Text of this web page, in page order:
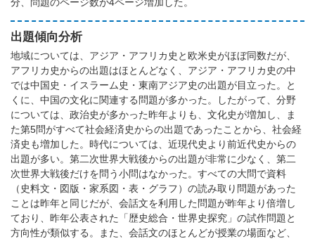
出題傾向分析
地域については、アジア・アフリカ史と欧米史がほぼ同数だが、
アフリカ史からの出題はほとんどなく、アジア・アフリカ史の中
では中国史・イスラーム史・東南アジア史の出題が目立った。と
くに、中国の文化に関連する問題が多かった。したがって、分野
については、政治史が多かった昨年よりも、文化史が増加し、ま
た第5問がすべて社会経済史からの出題であったことから、社会経
済史も増加した。時代については、近現代史より前近代史からの
出題が多い。第二次世界大戦後からの出題が非常に少なく、第二
次世界大戦後だけを問う小問はなかった。すべての大問で資料
（史料文・図版・家系図・表・グラフ）の読み取り問題があった
ことは昨年と同じだが、会話文を利用した問題が昨年より倍増し
ており、昨年公表された「歴史総合・世界史探究」の試作問題と
方向性が類似する。また、会話文のほとんどが授業の場面など、